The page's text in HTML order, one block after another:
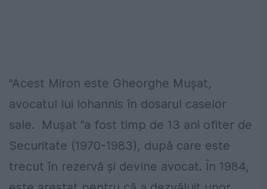
"Acest Miron este Gheorghe Mușat,
avocatul lui Iohannis în dosarul caselor
sale. Mușat ”a fost timp de 13 ani ofiter de
Securitate (1970-1983), după care este
trecut în rezervă și devine avocat. În 1984,